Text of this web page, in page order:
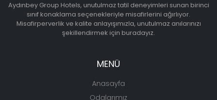
Aydınbey Group Hotels, unutulmaz tatil deneyimleri sunan birinci
sınıf konaklama seçenekleriyle misafirlerini ağırlıyor.
Misafirperverlik ve kalite anlayışımızla, unutulmaz anılarınızı
şekillendirmek için buradayız.
MENÜ
Anasayfa
Odalarımız